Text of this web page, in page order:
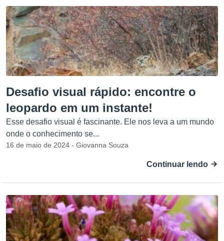
Desafio visual rápido: encontre o
leopardo em um instante!
Esse desafio visual é fascinante. Ele nos leva a um mundo
onde o conhecimento se...
16 de maio de 2024 - Giovanna Souza
Continuar lendo